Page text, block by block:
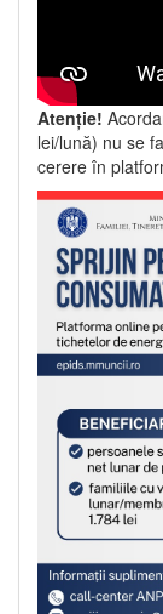
Atenție!
lei/lună) nu se
cerere în